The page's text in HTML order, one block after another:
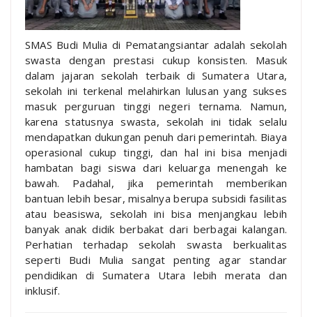
SMAS Budi Mulia di Pematangsiantar adalah sekolah
swasta dengan prestasi cukup konsisten. Masuk
dalam jajaran sekolah terbaik di Sumatera Utara,
sekolah ini terkenal melahirkan lulusan yang sukses
masuk perguruan tinggi negeri ternama. Namun,
karena statusnya swasta, sekolah ini tidak selalu
mendapatkan dukungan penuh dari pemerintah. Biaya
operasional cukup tinggi, dan hal ini bisa menjadi
hambatan bagi siswa dari keluarga menengah ke
bawah. Padahal, jika pemerintah memberikan
bantuan lebih besar, misalnya berupa subsidi fasilitas
atau beasiswa, sekolah ini bisa menjangkau lebih
banyak anak didik berbakat dari berbagai kalangan.
Perhatian terhadap sekolah swasta berkualitas
seperti Budi Mulia sangat penting agar standar
pendidikan di Sumatera Utara lebih merata dan
inklusif.